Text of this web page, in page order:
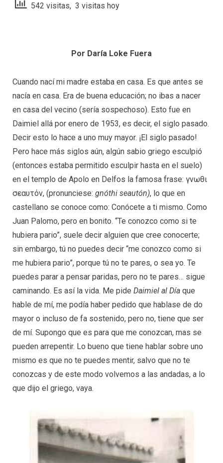
542 visitas, 3 visitas hoy
Por Daría Loke Fuera
Cuando nací mi madre estaba en casa. Es que antes se
nacía en casa. Era de buena educación; no ibas a nacer
en casa del vecino (sería sospechoso). Esto fue en
Daimiel allá por enero de 1953, es decir, el siglo pasado.
Decir esto lo hace a uno muy mayor. ¡El siglo pasado!
Pero hace más siglos aún, algún sabio griego esculpió
(entonces estaba permitido esculpir hasta en el suelo)
en el templo de Apolo en Delfos la famosa frase: γνωθι
σεαυτόν, (pronunciese: gnóthi seautón), lo que en
castellano se conoce como: Conócete a ti mismo. Como
Juan Palomo, pero en bonito. “Te conozco como si te
hubiera pario”, suele decir alguien que cree conocerte;
sin embargo, tú no puedes decir “me conozco como si
me hubiera pario”, porque tú no te pares, o sea yo. Te
puedes parar a pensar paridas, pero no te pares… sigue
caminando. Es así la vida. Me pide Daimiel al Día que
hable de mí, me podía haber pedido que hablase de do
mayor o incluso de fa sostenido, pero no, tiene que ser
de mí. Supongo que es para que me conozcan, mas se
pueden arrepentir. Lo bueno que tiene hablar sobre uno
mismo es que no te puedes mentir, salvo que no te
conozcas y de este modo volvemos a las andadas, a lo
que dijo el griego, vaya.